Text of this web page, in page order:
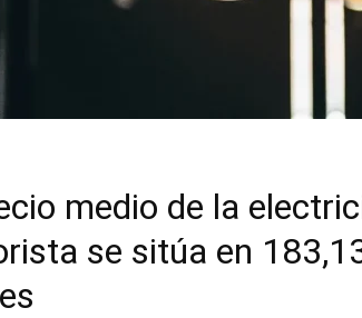
medio de la
se sitúa en